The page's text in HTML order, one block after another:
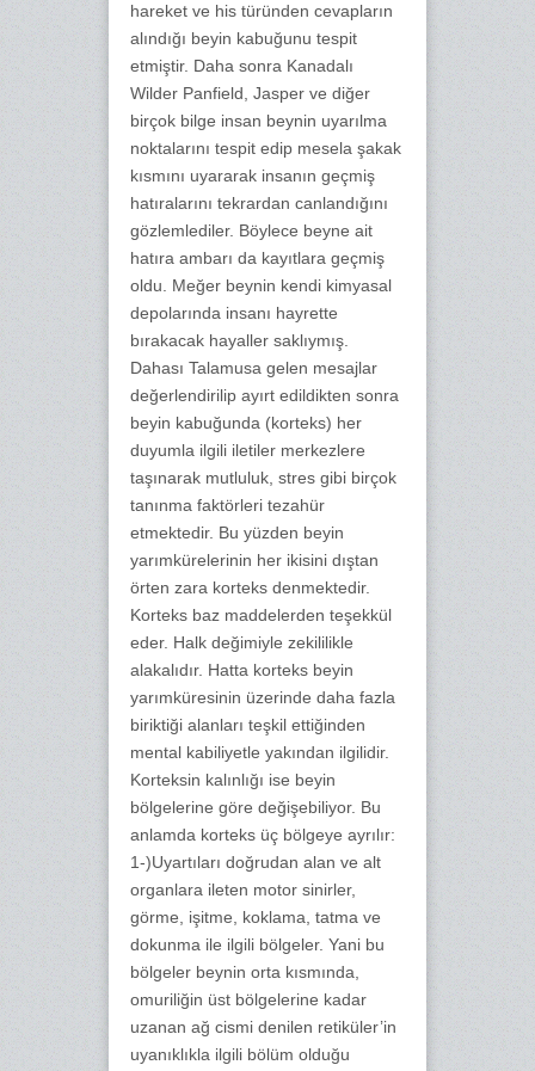
hareket ve his türünden cevapların
alındığı beyin kabuğunu tespit
etmiştir. Daha sonra Kanadalı
Wilder Panfield, Jasper ve diğer
birçok bilge insan beynin uyarılma
noktalarını tespit edip mesela şakak
kısmını uyararak insanın geçmiş
hatıralarını tekrardan canlandığını
gözlemlediler. Böylece beyne ait
hatıra ambarı da kayıtlara geçmiş
oldu. Meğer beynin kendi kimyasal
depolarında insanı hayrette
bırakacak hayaller saklıymış.
Dahası Talamusa gelen mesajlar
değerlendirilip ayırt edildikten sonra
beyin kabuğunda (korteks) her
duyumla ilgili iletiler merkezlere
taşınarak mutluluk, stres gibi birçok
tanınma faktörleri tezahür
etmektedir. Bu yüzden beyin
yarımkürelerinin her ikisini dıştan
örten zara korteks denmektedir.
Korteks baz maddelerden teşekkül
eder. Halk değimiyle zekililikle
alakalıdır. Hatta korteks beyin
yarımküresinin üzerinde daha fazla
biriktiği alanları teşkil ettiğinden
mental kabiliyetle yakından ilgilidir.
Korteksin kalınlığı ise beyin
bölgelerine göre değişebiliyor. Bu
anlamda korteks üç bölgeye ayrılır:
1-)Uyartıları doğrudan alan ve alt
organlara ileten motor sinirler,
görme, işitme, koklama, tatma ve
dokunma ile ilgili bölgeler. Yani bu
bölgeler beynin orta kısmında,
omuriliğin üst bölgelerine kadar
uzanan ağ cismi denilen retiküler’in
uyanıklıkla ilgili bölüm olduğu